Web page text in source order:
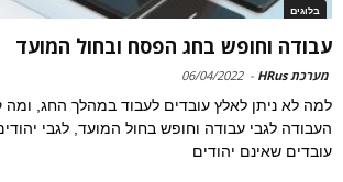
בלוגים
עבודה וחופש בחג הפסח ובחול המועד
מערכת HRus -
06/04/2022
למה לא ניתן לאלץ עובדים לעבוד במהלך החג, ומה
העבודה לגבי עבודה וחופש בחול המועד, לגבי
עובדים שאינם יהודים